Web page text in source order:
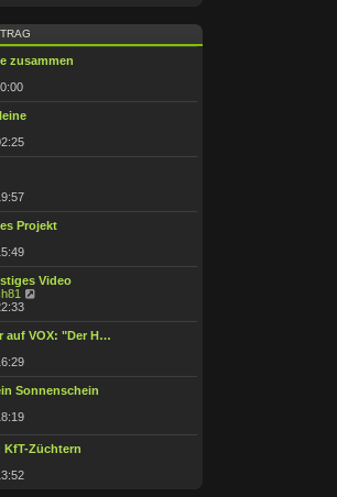
i
t
zusammen
Projekt
B
Video
e
B
r
auf VOX: "Der H…
Sonnenschein
eKfT-Züchtern